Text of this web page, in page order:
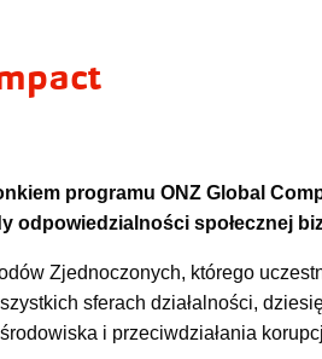
programu ONZ Global
odpowiedzialności społecznej
Zjednoczonych, którego
sferach działalności,
i przeciwdziałania